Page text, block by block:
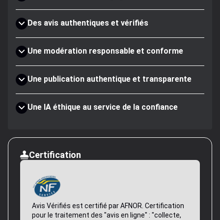
Des avis authentiques et vérifiés
Une modération responsable et conforme
Une publication authentique et transparente
Une IA éthique au service de la confiance
Certification
Avis Vérifiés est certifié par AFNOR. Certification
pour le traitement des "avis en ligne" : "collecte,